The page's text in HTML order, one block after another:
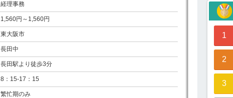
経理事務
1,560円～1,560円
東大阪市
長田中
長田駅より徒歩3分
8：15-17：15
繁忙期のみ
1
2
3